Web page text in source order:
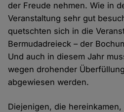
der Freude nehmen. Wie in
Veranstaltung sehr gut
quetschten sich in die
Bermudadreieck – der
Und auch in diesem Jahr
wegen drohender
abgewiesen werden.
Diejenigen, die